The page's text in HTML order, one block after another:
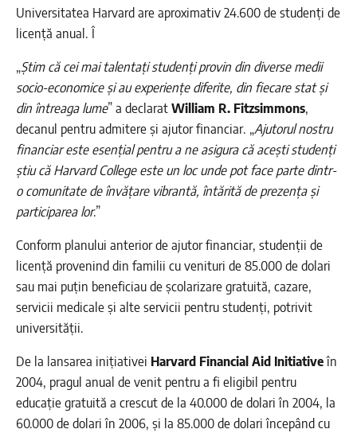
Universitatea Harvard are aproximativ 24.600 de studenți de
licență anual. Î
„Știm că cei mai talentați studenți provin din diverse medii
socio-economice și au experiențe diferite, din fiecare stat și
din întreaga lume” a declaratWilliam R. Fitzsimmons,
decanul pentru admitere și ajutor financiar. „Ajutorul nostru
financiar este esențial pentru a ne asigura că acești studenți
știu că Harvard College este un loc unde pot face parte dintr-
o comunitate de învățare vibrantă, întărită de prezența și
participarea lor.”
Conform planului anterior de ajutor financiar, studenții de
licență provenind din familii cu venituri de 85.000 de dolari
sau mai puțin beneficiau de școlarizare gratuită, cazare,
servicii medicale și alte servicii pentru studenți, potrivit
universității.
De la lansarea inițiativei Harvard Financial Aid Initiativeîn
2004, pragul anual de venit pentru a fi eligibil pentru
educație gratuită a crescut de la 40.000 de dolari în 2004, la
60.000 de dolari în 2006, și la 85.000 de dolari începând cu